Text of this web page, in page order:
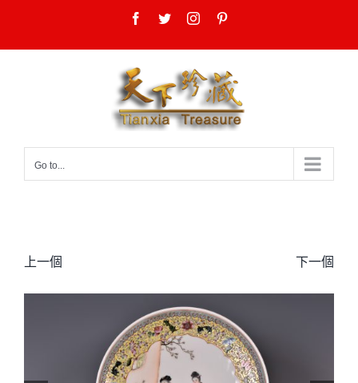
content
Facebook
TwitterInstagram
Go to...
上一個 下一個